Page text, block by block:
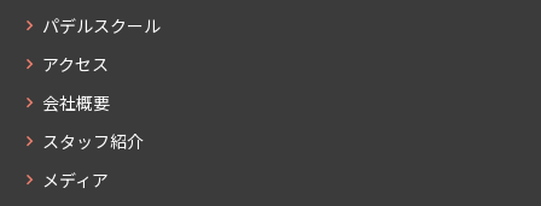
パデルスクール
アクセス
会社概要
スタッフ紹介
メディア